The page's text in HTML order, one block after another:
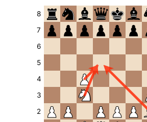
8
7
6
5
4
3
2